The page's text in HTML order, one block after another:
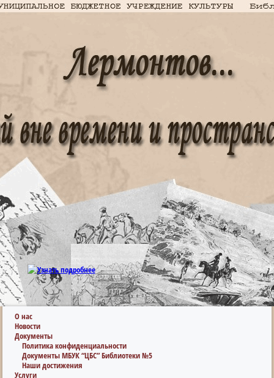
О нас
Новости
Документы
Политика конфиденциальности
Документы МБУК “ЦБС” Библиотеки №5
Наши достижения
Услуги